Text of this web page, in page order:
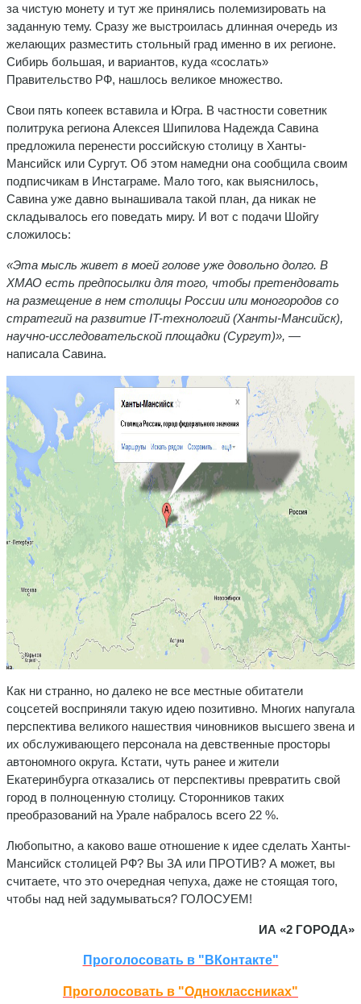
за чистую монету и тут же принялись полемизировать на
заданную тему. Сразу же выстроилась длинная очередь из
желающих разместить стольный град именно в их регионе.
Сибирь большая, и вариантов, куда «сослать»
Правительство РФ, нашлось великое множество.
Свои пять копеек вставила и Югра. В частности советник
политрука региона Алексея Шипилова Надежда Савина
предложила перенести российскую столицу в Ханты-
Мансийск или Сургут. Об этом намедни она сообщила своим
подписчикам в Инстаграме. Мало того, как выяснилось,
Савина уже давно вынашивала такой план, да никак не
складывалось его поведать миру. И вот с подачи Шойгу
сложилось:
«Эта мысль живет в моей голове уже довольно долго. В
ХМАО есть предпосылки для того, чтобы претендовать
на размещение в нем столицы России или моногородов со
стратегий на развитие IT-технологий (Ханты-Мансийск),
научно-исследовательской площадки (Сургут)», —
написала Савина.
Как ни странно, но далеко не все местные обитатели
соцсетей восприняли такую идею позитивно. Многих напугала
перспектива великого нашествия чиновников высшего звена и
их обслуживающего персонала на девственные просторы
автономного округа. Кстати, чуть ранее и жители
Екатеринбурга отказались от перспективы превратить свой
город в полноценную столицу. Сторонников таких
преобразований на Урале набралось всего 22 %.
Любопытно, а каково ваше отношение к идее сделать Ханты-
Мансийск столицей РФ? Вы ЗА или ПРОТИВ? А может, вы
считаете, что это очередная чепуха, даже не стоящая того,
чтобы над ней задумываться? ГОЛОСУЕМ!
ИА «2 ГОРОДА»
Проголосовать в "ВКонтакте"
Проголосовать в "Одноклассниках"